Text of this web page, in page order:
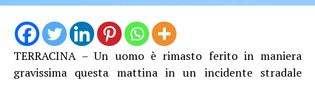
TERRACINA – Un uomo è rimasto ferito in maniera
gravissima questa mattina in un incidente stradale